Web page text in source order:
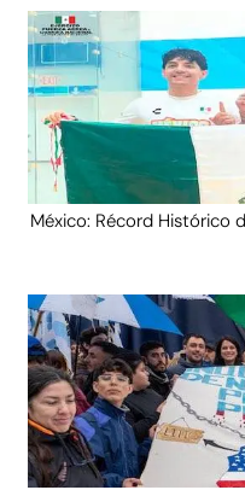
México: Récord Histórico